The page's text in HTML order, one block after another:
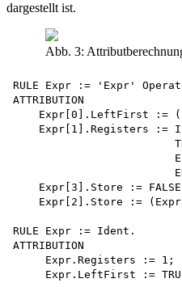
dargestellt ist.
Abb. 3:
RULE Expr := 'Expr'
ATTRIBUTION
Expr[0].LeftFirst :=
Expr[1].Registers :=
Expr[3].Store :=
Expr[2].Store :=
RULE Expr := Ident.
ATTRIBUTION
     Expr.Registers := 1;